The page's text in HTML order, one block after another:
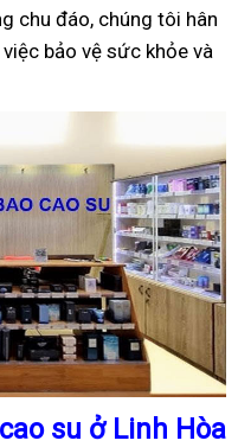
chu đáo, chúng tôi hân
bảo vệ sức khỏe và
su ở Linh Hòa